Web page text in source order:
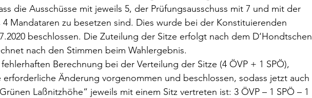
die Ausschüsse mit jeweils 5, der Prüfungsausschuss mit 7 und mit der
4 Mandataren zu besetzen sind. Dies wurde bei der Konstituierenden
beschlossen. Die Zuteilung der Sitze erfolgt nach dem D‘Hondtschen
nach den Stimmen beim Wahlergebnis.
Berechnung bei der Verteilung der Sitze (4 ÖVP + 1 SPÖ),
erforderliche Änderung vorgenommen und beschlossen, sodass jetzt auch
Laßnitzhöhe“ jeweils mit einem Sitz vertreten ist: 3 ÖVP – 1 SPÖ – 1